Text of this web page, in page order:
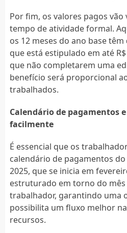
Por fim, os valores pagos
tempo de atividade formal.
os 12 meses do ano base
que está estipulado em até R$
que não completarem uma
benefício será proporcional
trabalhados.
Calendário de pagamentos
facilmente
É essencial que os
calendário de pagamentos
2025, que se inicia em
estruturado em torno do
trabalhador, garantindo uma
possibilita um fluxo melhor
recursos.